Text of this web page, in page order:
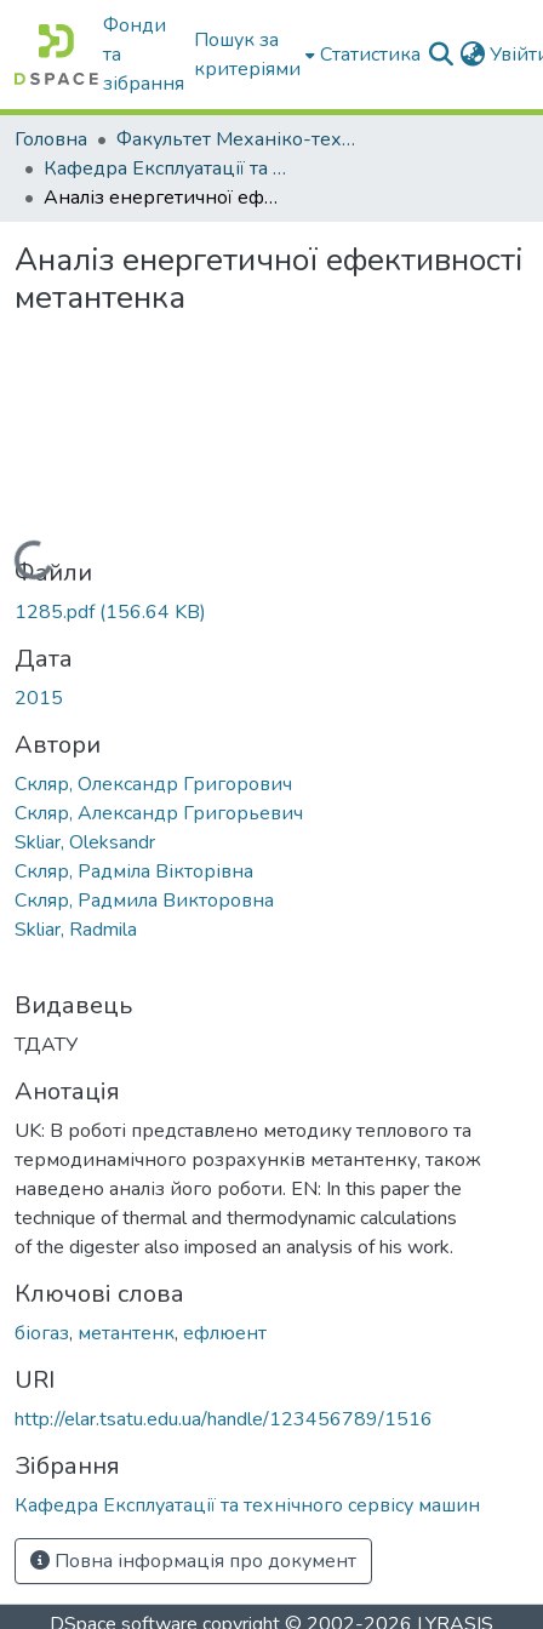
Фонди
та
зібрання
Пошук за
критеріями
Статистика
Головна
Факультет Механіко-технологічний
Кафедра Експлуатації та технічного сервісу машин
Аналіз енергетичної ефективності метантенка
Аналіз енергетичної ефективності
метантенка
Вантажиться...
Файли
1285.pdf(156.64 KB)
Дата
2015
Автори
Скляр, Олександр Григорович
Скляр, Александр Григорьевич
Skliar, Oleksandr
Скляр, Радміла Вікторівна
Скляр, Радмила Викторовна
Skliar, Radmila
Видавець
ТДАТУ
Анотація
UK: В роботі представлено методику теплового та
термодинамічного розрахунків метантенку, також
наведено аналіз його роботи. EN: In this paper the
technique of thermal and thermodynamic calculations
of the digester also imposed an analysis of his work.
Ключові слова
біогаз, метантенк, ефлюент
URI
http://elar.tsatu.edu.ua/handle/123456789/1516
Зібрання
Кафедра Експлуатації та технічного сервісу машин
Повна інформація про документ